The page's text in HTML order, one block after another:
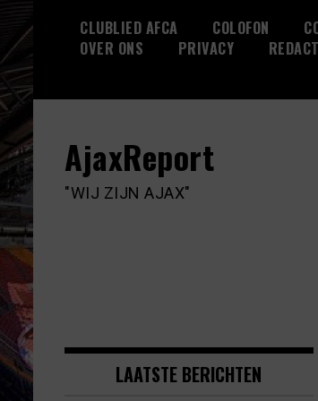
to
CLUBLIED AFCA COLOFON
OVER ONS
PRIVACY
AjaxReport
"WIJ ZIJN AJAX"
LAATSTE BERICHTEN